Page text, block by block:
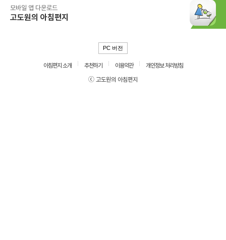
모바일 앱 다운로드
고도원의 아침편지
PC 버전
아침편지 소개 추천하기 이용약관
개인정보 처리방침
ⓒ 고도원의 아침편지